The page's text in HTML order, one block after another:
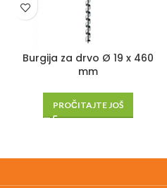
Burgija za drvo Ø 19 x 460
mm
PROČITAJTE JOŠ